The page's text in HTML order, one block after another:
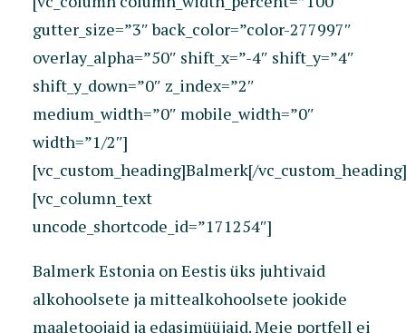
gutter_size=”3″ back_color=”color-277997″
overlay_alpha=”50″ shift_x=”-4″ shift_y=”4″
shift_y_down=”0″ z_index=”2″
medium_width=”0″ mobile_width=”0″
width=”1/2″]
[vc_custom_heading]Balmerk[/vc_custom_heading]
[vc_column_text
uncode_shortcode_id=”171254″]
Balmerk Estonia on Eestis üks juhtivaid
alkohoolsete ja mittealkohoolsete jookide
maaletoojaid ja edasimüüjaid. Meie portfell ei